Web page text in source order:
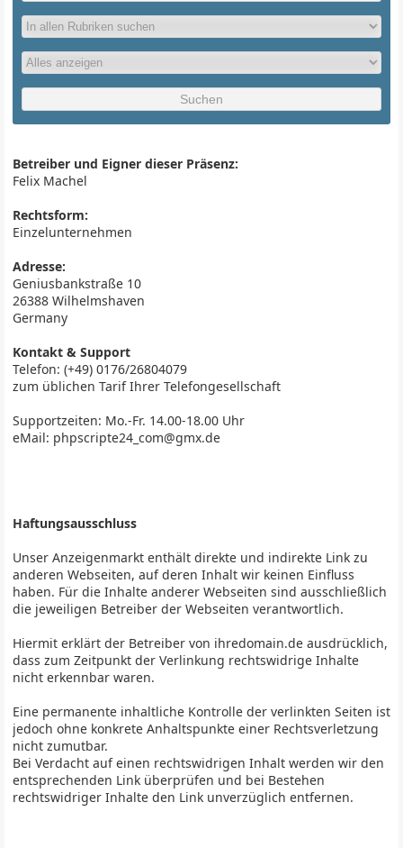
Betreiber und Eigner dieser Präsenz:
Felix Machel
Rechtsform:
Einzelunternehmen
Adresse:
Geniusbankstraße 10
26388 Wilhelmshaven
Germany
Kontakt & Support
Telefon: (+49) 0176/26804079
zum üblichen Tarif Ihrer Telefongesellschaft
Supportzeiten: Mo.-Fr. 14.00-18.00 Uhr
eMail: phpscripte24_com@gmx.de
Haftungsausschluss
Unser Anzeigenmarkt enthält direkte und indirekte Link zu
anderen Webseiten, auf deren Inhalt wir keinen Einfluss
haben. Für die Inhalte anderer Webseiten sind ausschließlich
die jeweiligen Betreiber der Webseiten verantwortlich.
Hiermit erklärt der Betreiber von ihredomain.de ausdrücklich,
dass zum Zeitpunkt der Verlinkung rechtswidrige Inhalte
nicht erkennbar waren.
Eine permanente inhaltliche Kontrolle der verlinkten Seiten ist
jedoch ohne konkrete Anhaltspunkte einer Rechtsverletzung
nicht zumutbar.
Bei Verdacht auf einen rechtswidrigen Inhalt werden wir den
entsprechenden Link überprüfen und bei Bestehen
rechtswidriger Inhalte den Link unverzüglich entfernen.